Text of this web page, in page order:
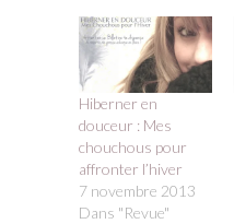
Hiberner en
douceur : Mes
chouchous pour
affronter l’hiver
7 novembre 2013
Dans "Revue"